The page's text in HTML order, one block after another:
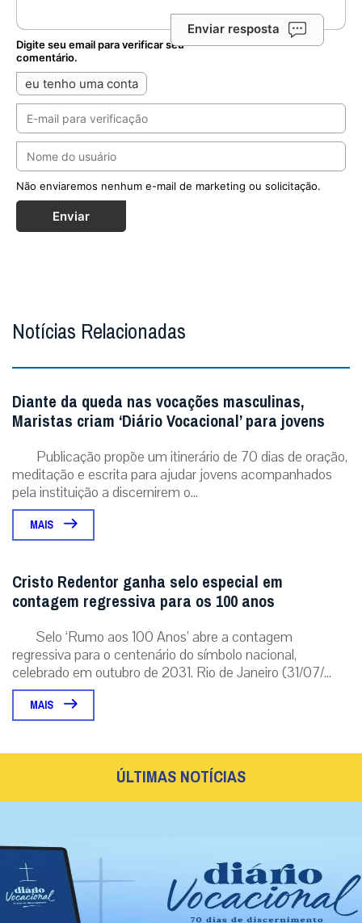
Enviar resposta
Digite seu email para verificar seu
comentário.
eu tenho uma conta
Não enviaremos nenhum e-mail de marketing ou solicitação.
Enviar
Notícias Relacionadas
Diante da queda nas vocações masculinas,
Maristas criam ‘Diário Vocacional’ para jovens
Publicação propõe um itinerário de 70 dias de oração,
meditação e escrita para ajudar jovens acompanhados
pela instituição a discernirem o...
MAIS
Cristo Redentor ganha selo especial em
contagem regressiva para os 100 anos
Selo ‘Rumo aos 100 Anos’ abre a contagem
regressiva para o centenário do símbolo nacional,
celebrado em outubro de 2031. Rio de Janeiro (31/07/...
MAIS
ÚLTIMAS NOTÍCIAS